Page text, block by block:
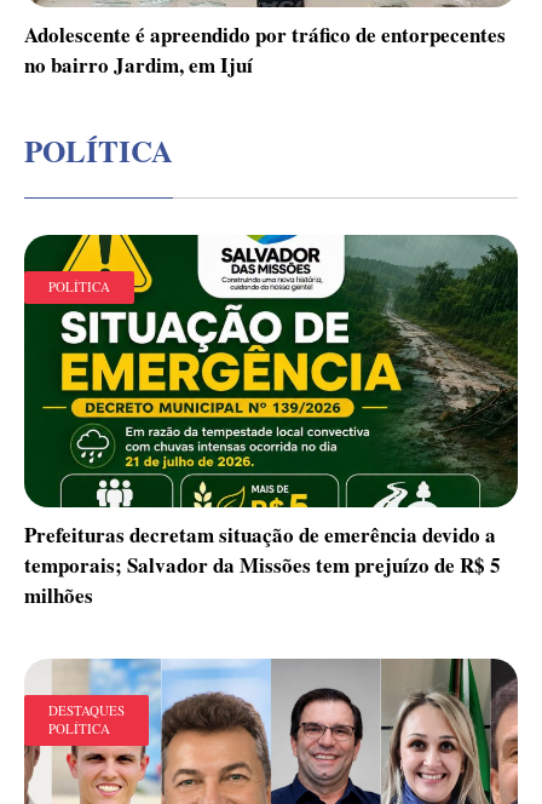
Adolescente é apreendido por tráfico de entorpecentes
no bairro Jardim, em Ijuí
POLÍTICA
POLÍTICA
Prefeituras decretam situação de emerência devido a
temporais; Salvador da Missões tem prejuízo de R$ 5
milhões
DESTAQUES
POLÍTICA